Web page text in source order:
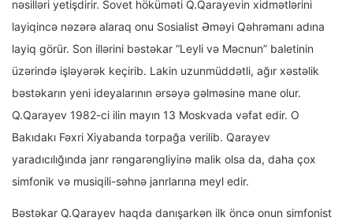
nəsilləri yetişdirir. Sovet höküməti Q.Qarayevin xidmətlərini
layiqincə nəzərə alaraq onu Sosialist Əməyi Qəhrəmanı adına
layiq görür. Son illərini bəstəkar “Leyli və Məcnun” baletinin
üzərində işləyərək keçirib. Lakin uzunmüddətli, ağır xəstəlik
bəstəkarın yeni ideyalarının ərsəyə gəlməsinə mane olur.
Q.Qarayev 1982-ci ilin mayın 13 Moskvada vəfat edir. O
Bakıdakı Fəxri Xiyabanda torpağa verilib. Qarayev
yaradıcılığında janr rəngarəngliyinə malik olsa da, daha çox
simfonik və musiqili-səhnə janrlarına meyl edir.
Bəstəkar Q.Qarayev haqda danışarkən ilk öncə onun simfonist